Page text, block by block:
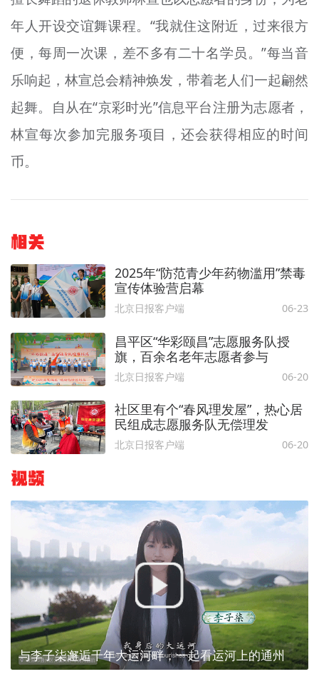
年人开设交谊舞课程。“我就住这附近，过来很方
便，每周一次课，差不多有二十名学员。”每当音
乐响起，林宣总会精神焕发，带着老人们一起翩然
起舞。自从在“京彩时光”信息平台注册为志愿者，
林宣每次参加完服务项目，还会获得相应的时间
币。
相关
2025年“防范青少年药物滥用”禁毒
宣传体验营启幕
北京日报客户端 06-23
昌平区“华彩颐昌”志愿服务队授
旗，百余名老年志愿者参与
北京日报客户端 06-20
社区里有个“春风理发屋”，热心居
民组成志愿服务队无偿理发
北京日报客户端 06-20
视频
与李子柒邂逅千年大运河畔，一起看运河上的通州